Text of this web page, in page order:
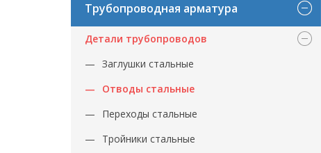
Трубопроводная арматура
Детали трубопроводов
Заглушки стальные
Отводы стальные
Переходы стальные
Тройники стальные